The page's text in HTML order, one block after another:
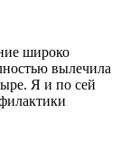
широко
вылечила
Я и по сей